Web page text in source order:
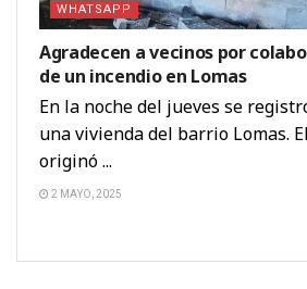
WHATSAPP
Agradecen a vecinos por
de un incendio en Lomas
En la noche del jueves se
una vivienda del barrio Lomas.
originó ...
2 MAYO, 2025